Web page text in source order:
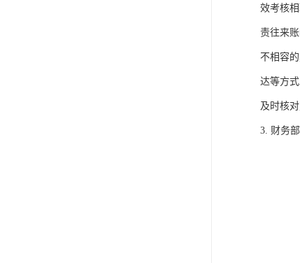
效考核
责往来
不相容
达等方
及时核
3. 财务